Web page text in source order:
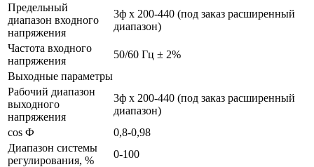
Предельный
диапазон входного
напряжения
3ф х 200-440 (под заказ расширенный
диапазон)
Частота входного
напряжения
50/60 Гц ± 2%
Выходные параметры
Рабочий диапазон
выходного
напряжения
3ф х 200-440 (под заказ расширенный
диапазон)
cos Ф
0,8-0,98
Диапазон системы
регулирования, %
0-100